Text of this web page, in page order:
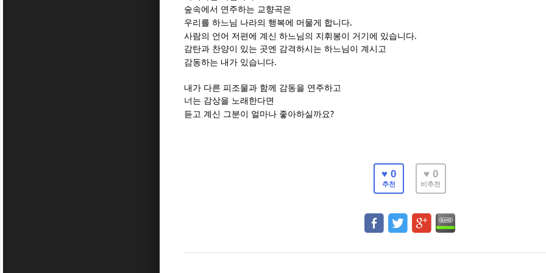
숲속에서 연주하는 교향곡은
우리를 하느님 나라의 행복에 머물게 합니다.
사람의 언어 저편에 계신 하느님의 지휘봉이 거기에 있습니다.
감탄과 찬양이 있는 곳엔 감격하시는 하느님이 계시고
감동하는 내가 있습니다.
내가 다른 피조물과 함께 감동을 연주하고
너는 감상을 노래한다면
듣고 계신 그분이 얼마나 좋아하실까요?
♥ 0
추천
♥ 0
비추천